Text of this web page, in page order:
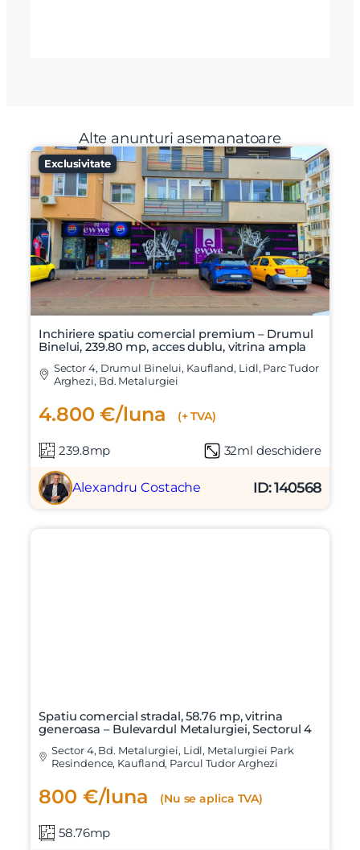
Alte anunturi asemanatoare
Exclusivitate
Inchiriere spatiu comercial premium – Drumul
Binelui, 239.80 mp, acces dublu, vitrina ampla
Sector 4, Drumul Binelui, Kaufland, Lidl, Parc Tudor
Arghezi, Bd. Metalurgiei
4.800 €/luna (+ TVA)
239.8mp 32ml deschidere
Alexandru Costache ID: 140568
Spatiu comercial stradal, 58.76 mp, vitrina
generoasa – Bulevardul Metalurgiei, Sectorul 4
Sector 4, Bd. Metalurgiei, Lidl, Metalurgiei Park
Resindence, Kaufland, Parcul Tudor Arghezi
800 €/luna (Nu se aplica TVA)
58.76mp